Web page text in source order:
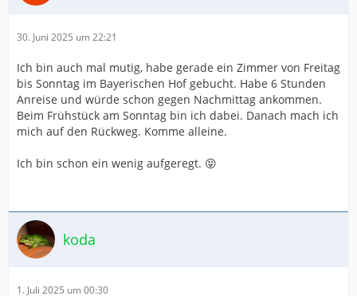
30. Juni 2025 um 22:21
Ich bin auch mal mutig, habe gerade ein Zimmer von Freitag
bis Sonntag im Bayerischen Hof gebucht. Habe 6 Stunden
Anreise und würde schon gegen Nachmittag ankommen.
Beim Frühstück am Sonntag bin ich dabei. Danach mach ich
mich auf den Rückweg. Komme alleine.
Ich bin schon ein wenig aufgeregt. 😝
koda
1. Juli 2025 um 00:30